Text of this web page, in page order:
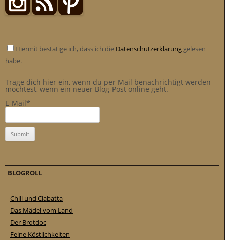
Hiermit bestätige ich, dass ich die Datenschutzerklärung gelesen
habe.
Trage dich hier ein, wenn du per Mail benachrichtigt werden
möchtest, wenn ein neuer Blog-Post online geht.
E-Mail*
BLOGROLL
Chili und Ciabatta
Das Mädel vom Land
Der Brotdoc
Feine Köstlichkeiten